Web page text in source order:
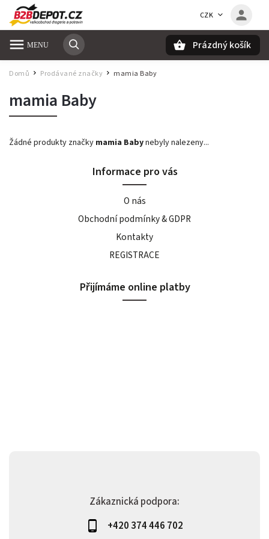
CZK
Prázdný košík
Domů / Prodávané značky / mamia Baby
mamia Baby
Žádné produkty značky mamia Babynebyly nalezeny...
Zákaznická podpora:
+420 374 446 702
Informace pro vás
O nás
Obchodní podmínky & GDPR
Kontakty
REGISTRACE
Přijímáme online platby